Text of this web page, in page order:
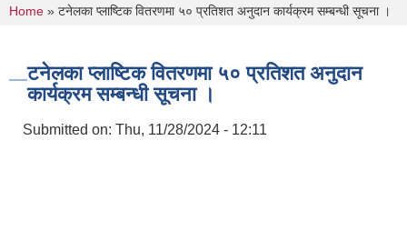
You are here
Home » टनेलका प्लाष्टिक वितरणमा ५० प्रतिशत अनुदान कार्यक्रम सम्बन्धी सूचना ।
टनेलका प्लाष्टिक वितरणमा ५० प्रतिशत अनुदान
कार्यक्रम सम्बन्धी सूचना ।
Submitted on: Thu, 11/28/2024 - 12:11